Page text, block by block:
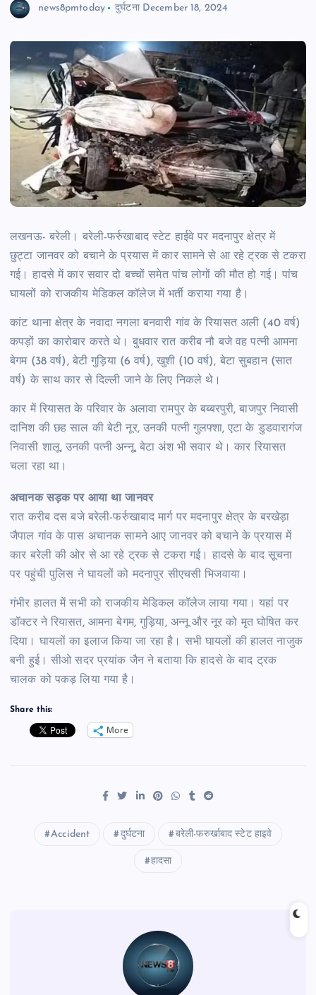
news8pmtoday दुर्घटना December 18, 2024
लखनऊ- बरेली। बरेली-फर्रुखाबाद स्टेट हाईवे पर मदनापुर क्षेत्र में
छुट्टा जानवर को बचाने के प्रयास में कार सामने से आ रहे ट्रक से टकरा
गई। हादसे में कार सवार दो बच्चों समेत पांच लोगों की मौत हो गई। पांच
घायलों को राजकीय मेडिकल कॉलेज में भर्ती कराया गया है।
कांट थाना क्षेत्र के नवादा नगला बनवारी गांव के रियासत अली (40 वर्ष)
कपड़ों का कारोबार करते थे। बुधवार रात करीब नौ बजे वह पत्नी आमना
बेगम (38 वर्ष), बेटी गुड़िया (6 वर्ष), खुशी (10 वर्ष), बेटा सुबहान (सात
वर्ष) के साथ कार से दिल्ली जाने के लिए निकले थे।
कार में रियासत के परिवार के अलावा रामपुर के बब्बरपुरी, बाजपुर निवासी
दानिश की छह साल की बेटी नूर, उनकी पत्नी गुलफ्शा, एटा के डुडवारागंज
निवासी शालू, उनकी पत्नी अन्नू, बेटा अंश भी सवार थे। कार रियासत
चला रहा था।
अचानक सड़क पर आया था जानवर
रात करीब दस बजे बरेली-फर्रुखाबाद मार्ग पर मदनापुर क्षेत्र के बरखेड़ा
जैपाल गांव के पास अचानक सामने आए जानवर को बचाने के प्रयास में
कार बरेली की ओर से आ रहे ट्रक से टकरा गई। हादसे के बाद सूचना
पर पहुंची पुलिस ने घायलों को मदनापुर सीएचसी भिजवाया।
गंभीर हालत में सभी को राजकीय मेडिकल कॉलेज लाया गया। यहां पर
डॉक्टर ने रियासत, आमना बेगम, गुड़िया, अन्नू और नूर को मृत घोषित कर
दिया। घायलों का इलाज किया जा रहा है। सभी घायलों की हालत नाजुक
बनी हुई। सीओ सदर प्रयांक जैन ने बताया कि हादसे के बाद ट्रक
चालक को पकड़ लिया गया है।
Share this:
More
Accident दुर्घटना बरेली-फरुर्खाबाद स्टेट हाइवे
हादसा